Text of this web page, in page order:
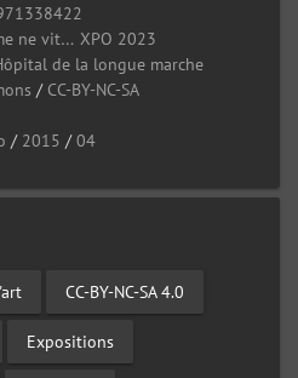
ne vit… XPO 2023
de la longue marche
/ CC-BY-NC-SA
/ 2015 /04
CC-BY-NC-SA 4.0
Expositions